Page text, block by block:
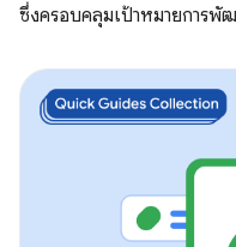
ซึ่งครอบคลุมเป้าหมายการพั